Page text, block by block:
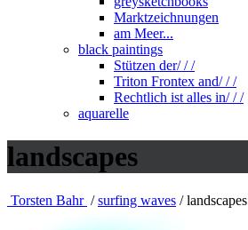
Marktzeichnungen
am Meer...
black paintings
Stützen der/ / /
Triton Frontex and/ / /
Rechtlich ist alles in/ / /
aquarelle
landscapes
Torsten Bahr /surfing waves /landscapes